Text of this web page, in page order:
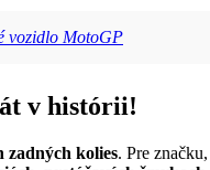
vozidlo MotoGP
v histórii!
zadných kolies. Pre